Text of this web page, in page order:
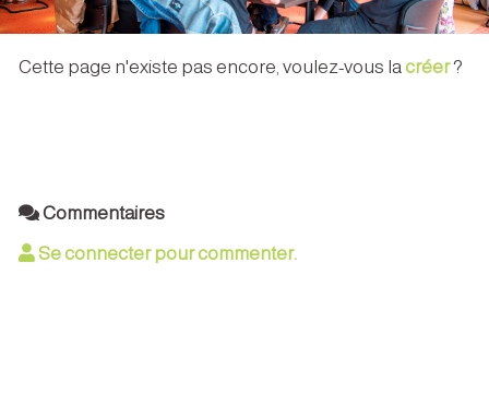
Cette page n'existe pas encore, voulez-vous lacréer?
Commentaires
Se connecter pour commenter.